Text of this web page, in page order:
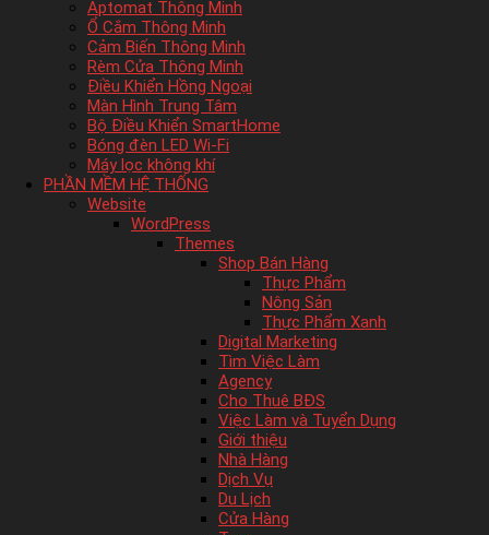
Aptomat Thông Minh
Ổ Cắm Thông Minh
Cảm Biến Thông Minh
Rèm Cửa Thông Minh
Điều Khiển Hồng Ngoại
Màn Hình Trung Tâm
Bộ Điều Khiển SmartHome
Bóng đèn LED Wi-Fi
Máy lọc không khí
PHẦN MỀM HỆ THỐNG
Website
WordPress
Themes
Shop Bán Hàng
Thực Phẩm
Nông Sản
Thực Phẩm Xanh
Digital Marketing
Tìm Việc Làm
Agency
Cho Thuê BĐS
Việc Làm và Tuyển Dụng
Giới thiệu
Nhà Hàng
Dịch Vụ
Du Lịch
Cửa Hàng